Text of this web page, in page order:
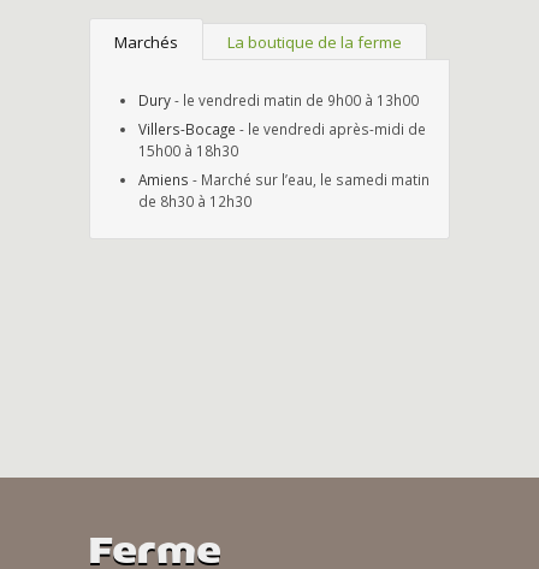
Marchés La boutique de la ferme
Dury- le vendredi matin de 9h00 à 13h00
Villers-Bocage - le vendredi après-midi de
15h00 à 18h30
Amiens - Marché sur l’eau, le samedi matin
de 8h30 à 12h30
Ferme